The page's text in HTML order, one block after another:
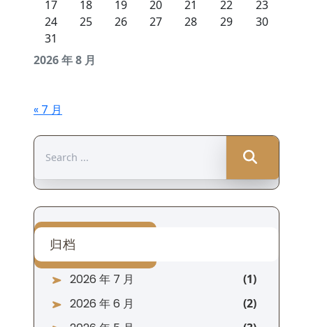
2026 年 8 月
17
18 19 20 21 22
23
24
25 26 27 28 29
30
31
« 7 月
for:
归档
2026 年 7 月
2026 年 6 月